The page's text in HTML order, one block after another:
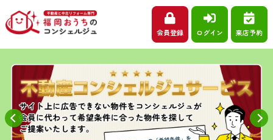
会員登録 ログイン 来店予約
Previous Next